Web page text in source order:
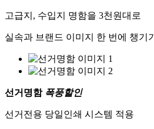
고급지, 수입지 명함을 3천원대로
실속과 브랜드 이미지 한 번에 챙기기
선거명함 폭풍할인
선거전용 당일인쇄 시스템 적용